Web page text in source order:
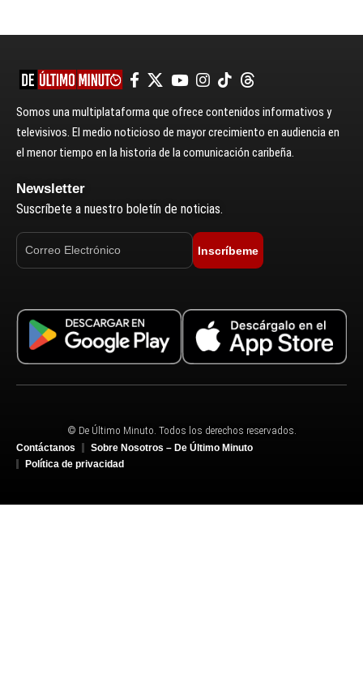
Somos una multiplataforma que ofrece contenidos informativos y
televisivos. El medio noticioso de mayor crecimiento en audiencia en
el menor tiempo en la historia de la comunicación caribeña.
Newsletter
Suscríbete a nuestro boletín de noticias.
Inscríbeme
© De Último Minuto. Todos los derechos reservados.
Contáctanos
Sobre Nosotros – De Último Minuto
Política de privacidad